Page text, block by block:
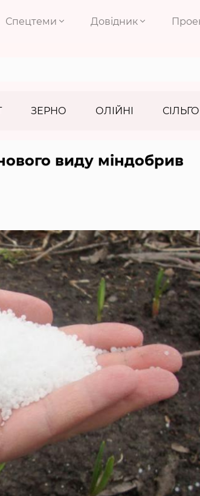
Спецтеми Довідник
ЗЕРНО ОЛІЙНІ
виду міндобрив